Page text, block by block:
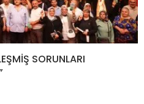
SORUNLARI